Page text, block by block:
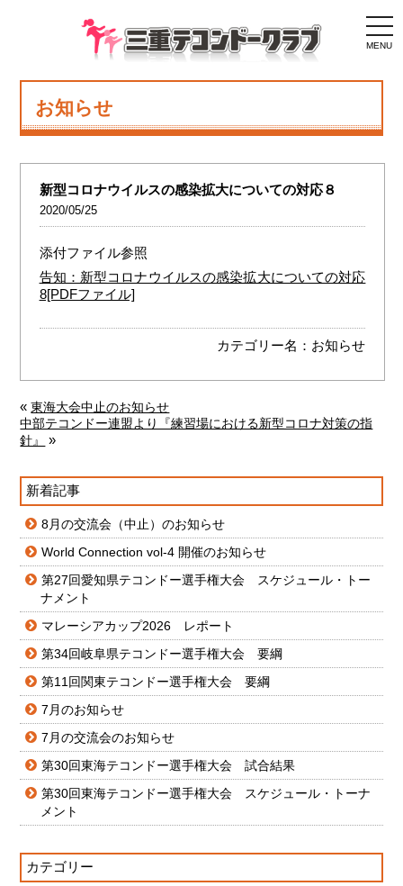
MENU
お知らせ
新型コロナウイルスの感染拡大についての対応８
2020/05/25
添付ファイル参照
告知：新型コロナウイルスの感染拡大についての対応
8[PDFファイル]
カテゴリー名： お知らせ
«東海大会中止のお知らせ
中部テコンドー連盟より『練習場における新型コロナ対策の指
針』
»
新着記事
8月の交流会（中止）のお知らせ
World Connection vol-4 開催のお知らせ
第27回愛知県テコンドー選手権大会 スケジュール・トー
ナメント
マレーシアカップ2026 レポート
第34回岐阜県テコンドー選手権大会 要綱
第11回関東テコンドー選手権大会 要綱
7月のお知らせ
7月の交流会のお知らせ
第30回東海テコンドー選手権大会 試合結果
第30回東海テコンドー選手権大会 スケジュール・トーナ
メント
カテゴリー